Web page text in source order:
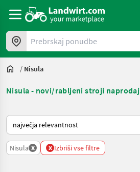
Prebrskaj ponudbe
/ Nisula
Nisula - novi/rabljeni stroji naprodaj
Tako je razvrščeno na Landwirt.com
Nisula x x Izbriši vse filtre